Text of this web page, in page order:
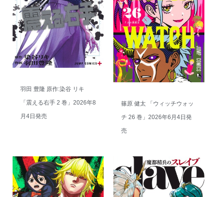
羽田 豊隆 原作:染谷 リキ
「震える右手 2 巻」2026年8
月4日発売
篠原 健太 「ウィッチウォッ
チ 26 巻」2026年6月4日発
売